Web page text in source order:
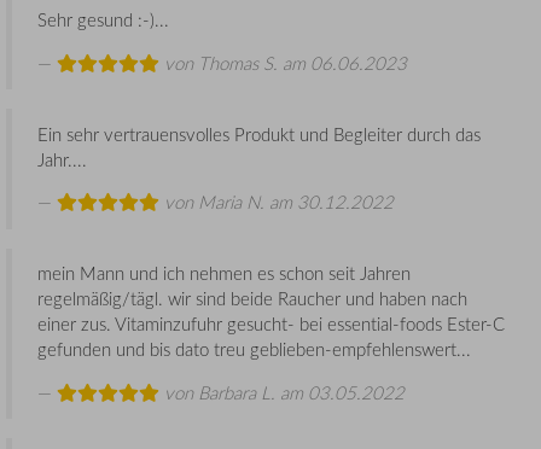
Sehr gesund :-)...
von Thomas S. am 06.06.2023
Ein sehr vertrauensvolles Produkt und Begleiter durch das
Jahr....
von Maria N. am 30.12.2022
mein Mann und ich nehmen es schon seit Jahren
regelmäßig/tägl. wir sind beide Raucher und haben nach
einer zus. Vitaminzufuhr gesucht- bei essential-foods Ester-C
gefunden und bis dato treu geblieben-empfehlenswert...
von Barbara L. am 03.05.2022